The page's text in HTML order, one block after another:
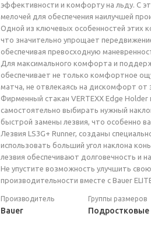
эффективности и комфорту на льду. С
мелочей для обеспечения наилучшей
Одной из ключевых особенностей этих
что значительно упрощает
обеспечивая превосходную
Для максимального комфорта и
обеспечивает не только комфортное
матча, не отвлекаясь на дискомфорт от
Фирменный стакан VERTEXX Edge
самостоятельно выбирать нужный
быстрой замены лезвия, что особенно
Лезвия LS3G+ Runner, созданы
использовать больший угол наклона
лезвия обеспечивают долговечность и
Не упустите возможность улучшить
производительности вместе с Bauer
Производитель
Bauer
Группы размеров
Подростковые